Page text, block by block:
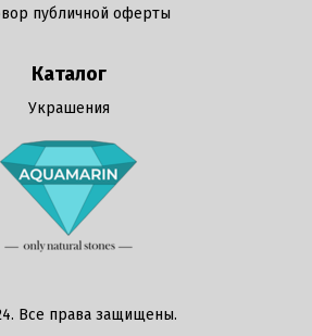
публичной оферты
Каталог
Украшения
Все права защищены.